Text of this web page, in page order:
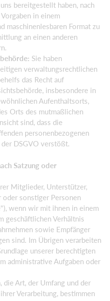
bereitgestellt haben, nach
in einem
maschinenlesbaren Format zu
an einen anderen
Sie haben
verwaltungsrechtlichen
das Recht auf
insbesondere in
Aufenthaltsorts,
Orts des mutmaßlichen
sind, dass die
personenbezogenen
DSGVO verstößt.
Satzung oder
Mitglieder, Unterstützer,
oder sonstiger Personen
wenn wir mit ihnen in einem
geschäftlichen Verhältnis
sowie Empfänger
sind. Im Übrigen verarbeiten
unserer berechtigten
administrative Aufgaben oder
Art, der Umfang und der
Verarbeitung, bestimmen